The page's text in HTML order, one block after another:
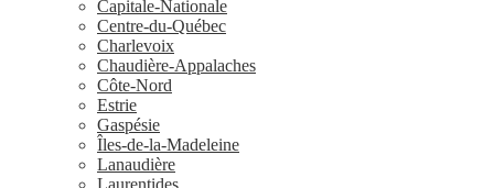
Capitale-Nationale
Centre-du-Québec
Charlevoix
Chaudière-Appalaches
Côte-Nord
Estrie
Gaspésie
Îles-de-la-Madeleine
Lanaudière
Laurentides